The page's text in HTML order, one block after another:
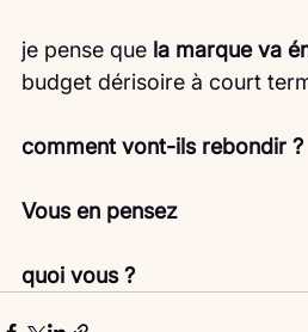
je pense que la marque va
budget dérisoire à court
comment vont-ils rebondir ?
Vous en pensez
quoi vous ?